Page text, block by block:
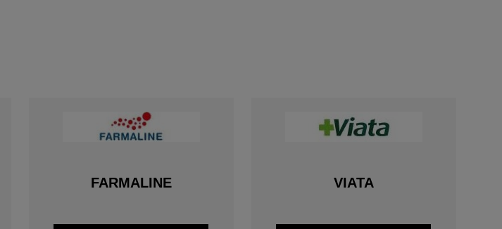
FARMALINE VIATA